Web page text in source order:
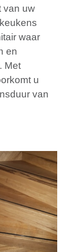
van uw
waar
en
Met
u
van